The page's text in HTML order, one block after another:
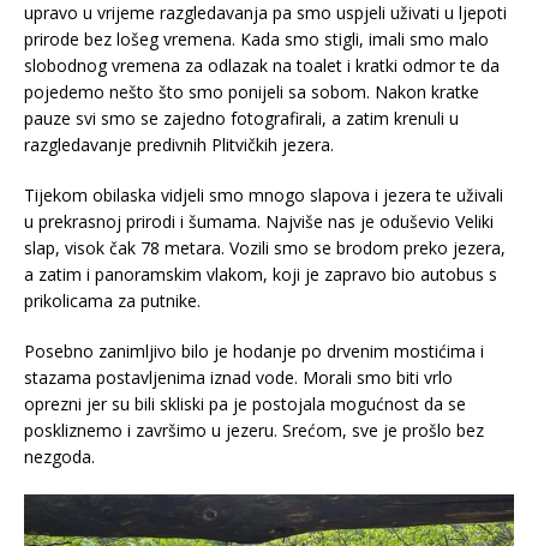
upravo u vrijeme razgledavanja pa smo uspjeli uživati u ljepoti
prirode bez lošeg vremena. Kada smo stigli, imali smo malo
slobodnog vremena za odlazak na toalet i kratki odmor te da
pojedemo nešto što smo ponijeli sa sobom. Nakon kratke
pauze svi smo se zajedno fotografirali, a zatim krenuli u
razgledavanje predivnih Plitvičkih jezera.
Tijekom obilaska vidjeli smo mnogo slapova i jezera te uživali
u prekrasnoj prirodi i šumama. Najviše nas je oduševio Veliki
slap, visok čak 78 metara. Vozili smo se brodom preko jezera,
a zatim i panoramskim vlakom, koji je zapravo bio autobus s
prikolicama za putnike.
Posebno zanimljivo bilo je hodanje po drvenim mostićima i
stazama postavljenima iznad vode. Morali smo biti vrlo
oprezni jer su bili skliski pa je postojala mogućnost da se
poskliznemo i završimo u jezeru. Srećom, sve je prošlo bez
nezgoda.